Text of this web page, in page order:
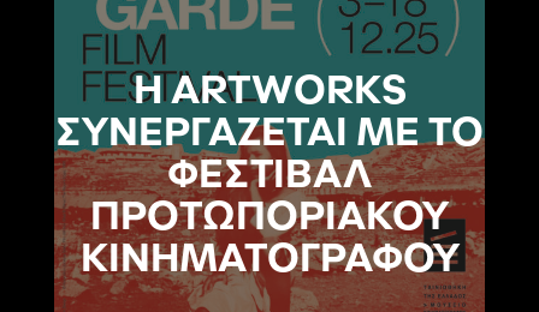
Η ARTWORKS
ΣΥΝΕΡΓΑΖΕΤΑΙ ΜΕ ΤΟ
ΦΕΣΤΙΒΑΛ
ΠΡΟΤΩΠΟΡΙΑΚΟΥ
ΚΙΝΗΜΑΤΟΓΡΑΦΟΥ